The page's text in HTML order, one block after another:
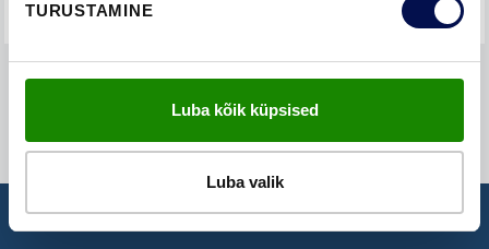
TURUSTAMINE
Luba kõik küpsised
Luba valik